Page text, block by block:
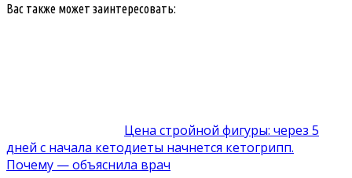
Вас также может заинтересовать:
Цена стройной фигуры: через 5
дней с начала кетодиеты начнется кетогрипп.
Почему — объяснила врач